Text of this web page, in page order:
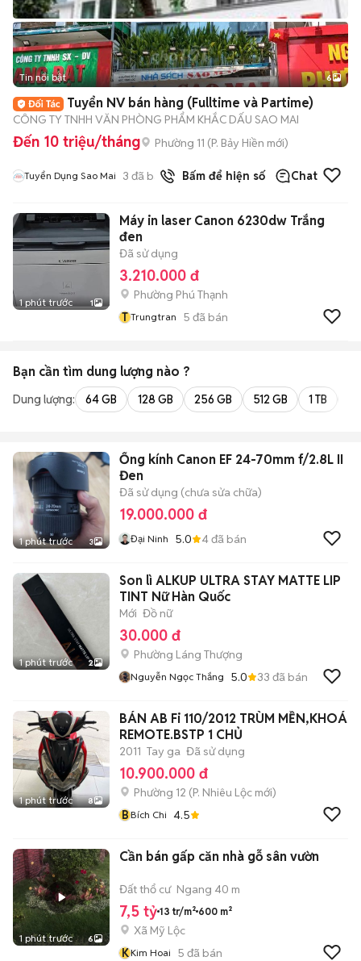
+2
Tin nổi bật 6
Tuyển NV bán hàng (Fulltime và Partime)
CÔNG TY TNHH VĂN PHÒNG PHẨM KHẮC DẤU SAO MAI
Đến 10 triệu/tháng Phường 11 (P. Bảy Hiền mới)
Tuyển Dụng Sao Mai 3 đã bán Bấm để hiện số Chat
1 phút trước 1
Máy in laser Canon 6230dw Trắng
đen
Đã sử dụng
3.210.000 đ
Phường Phú Thạnh
T Trungtran 5 đã bán
Bạn cần tìm dung lượng nào ?
Dung lượng: 64 GB 128 GB 256 GB 512 GB 1 TB
1 phút trước 3
Ống kính Canon EF 24-70mm f/2.8L II
Đen
Đã sử dụng (chưa sửa chữa)
19.000.000 đ
Đại Ninh 5.0 4đã bán
1 phút trước 2
Son lì ALKUP ULTRA STAY MATTE LIP
TINT Nữ Hàn Quốc
Mới Đồ nữ
30.000 đ
Phường Láng Thượng
Nguyễn Ngọc Thắng 5.0 33 đã bán
1 phút trước 8
BÁN AB Fi 110/2012 TRÙM MỀN,KHOÁ
REMOTE.BSTP 1 CHỦ
2011 Tay ga Đã sử dụng
10.900.000 đ
Phường 12 (P. Nhiêu Lộc mới)
BBích Chi 4.5
1 phút trước 6
Cần bán gấp căn nhà gỗ sân vườn
Đất thổ cư Ngang 40 m
7,5 tỷ 13 tr/m² 600 m²
Xã Mỹ Lộc
KKim Hoai 5 đã bán